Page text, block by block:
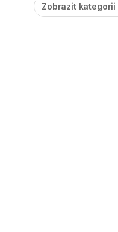
Zobrazit kategorii